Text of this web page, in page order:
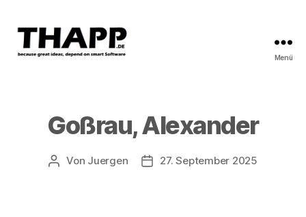
Menü
Goßrau, Alexander
Beitragsautor
Von Juergen Beitragsdatum
27. September 2025